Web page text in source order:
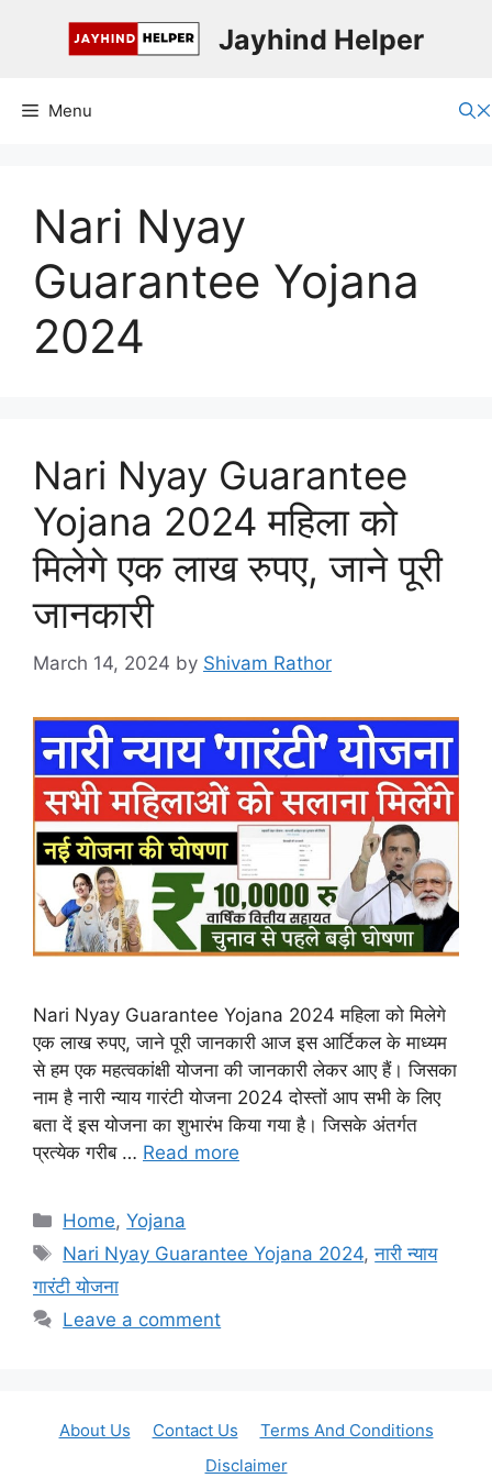
Jayhind Helper
Menu
Nari Nyay
Guarantee Yojana
2024
Nari Nyay Guarantee
Yojana 2024 महिला को
मिलेगे एक लाख रुपए, जाने पूरी
जानकारी
March 14, 2024 by Shivam Rathor
Nari Nyay Guarantee Yojana 2024 महिला को मिलेगे
एक लाख रुपए, जाने पूरी जानकारी आज इस आर्टिकल के माध्यम
से हम एक महत्वकांक्षी योजना की जानकारी लेकर आए हैं। जिसका
नाम है नारी न्याय गारंटी योजना 2024 दोस्तों आप सभी के लिए
बता दें इस योजना का शुभारंभ किया गया है। जिसके अंतर्गत
प्रत्येक गरीब … Read more
Categories
Home,Yojana
Tags
Nari Nyay Guarantee Yojana 2024,नारी न्याय
गारंटी योजना
Leave a comment
About Us Contact Us
Terms And Conditions
Disclaimer